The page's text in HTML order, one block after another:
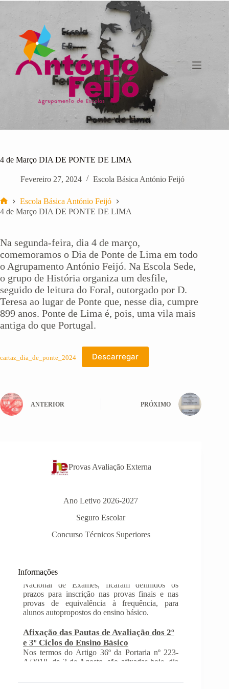
Pular
para
conteúdo
4 de Março DIA DE PONTE DE LIMA
Fevereiro 27, 2024 Escola Básica António Feijó
Início
Escola Básica António Feijó
4 de Março DIA DE PONTE DE LIMA
Na segunda-feira, dia 4 de março,
comemoramos o Dia de Ponte de Lima em todo
o Agrupamento António Feijó. Na Escola Sede,
o grupo de História organiza um desfile,
seguido de leitura do Foral, outorgado por D.
Teresa ao lugar de Ponte que, nesse dia, cumpre
899 anos. Ponte de Lima é, pois, uma vila mais
antiga do que Portugal.
cartaz_dia_de_ponte_2024 Descarregar
ANTERIOR PRÓXIMO
Provas Avaliação Externa
Ano Letivo 2026-2027
Seguro Escolar
Concurso Técnicos Superiores
Informações
Afixação das Pautas de Avaliação dos 2º
e 3º Ciclos do Ensino Básico
Nos termos do Artigo 36º da Portaria nº 223-
18 de junho de 2026, as pautas de avaliação do
3º Período dos 2º e 3º Ciclos do Ensino Básico.
Informações-Prova Provas de